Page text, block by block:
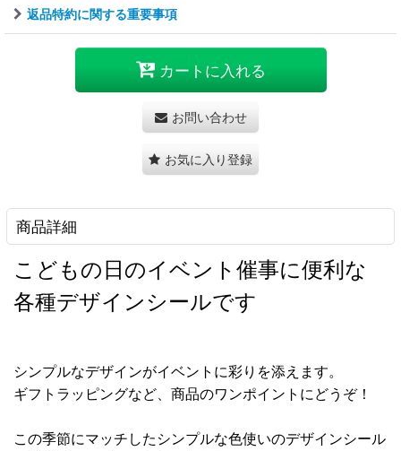
返品特約に関する重要事項
カートに入れる
お問い合わせ
お気に入り登録
商品詳細
こどもの日のイベント催事に便利な
各種デザインシールです
シンプルなデザインがイベントに彩りを添えます。
ギフトラッピングなど、商品のワンポイントにどうぞ！
この季節にマッチしたシンプルな色使いのデザインシール